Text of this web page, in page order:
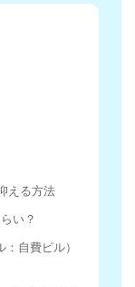
える方法
い？
自費ピル）